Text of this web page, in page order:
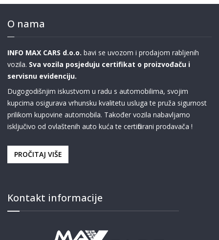
O nama
INFO MAX CARS d.o.o. bavi se uvozom i prodajom rabljenih
vozila. Sva vozila posjeduju certifikat o proizvođaču i
servisnu evidenciju.
Dugogodišnjim iskustvom u radu s automobilima, svojim
kupcima osigurava vrhunsku kvalitetu usluga te pruža sigurnost
prilikom kupovine automobila. Također vozila nabavljamo
isključivo od ovlaštenih auto kuća te certificirani prodavača !
PROČITAJ VIŠE
Kontakt informacije